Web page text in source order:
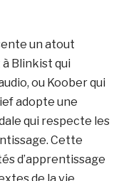
un atout
Blinkist qui
ou Koober qui
adopte une
qui respecte les
Cette
d’apprentissage